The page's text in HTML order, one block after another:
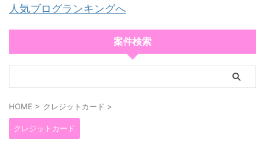
人気ブログランキングへ
案件検索
HOME > クレジットカード >
クレジットカード